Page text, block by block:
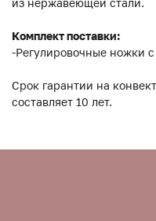
из нержавеющей стали.
Комплект поставки:
-Регулировочные ножки
Срок гарантии на
составляет 10 лет.